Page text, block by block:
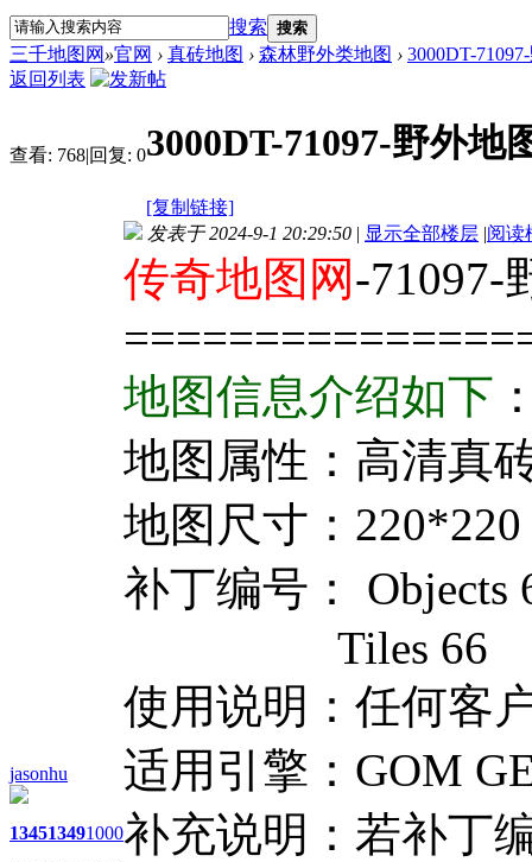
搜索 搜索
三千地图网 »官网 › 真砖地图 › 森林野外类地图 › 3000DT-
返回列表
查看: 768|回复: 03000DT-71097-野外地
[复制链接]
jasonhu
134513491000
发表于 2024-9-1 20:29:50 | 显示全部楼层 |阅读
传奇地图网-71097-
地图信息介绍如下
地图属性：高清真
地图尺寸：220*220
补丁编号：
Tiles 66
使用说明：任何客
适用引擎：GOM
补充说明：若补丁